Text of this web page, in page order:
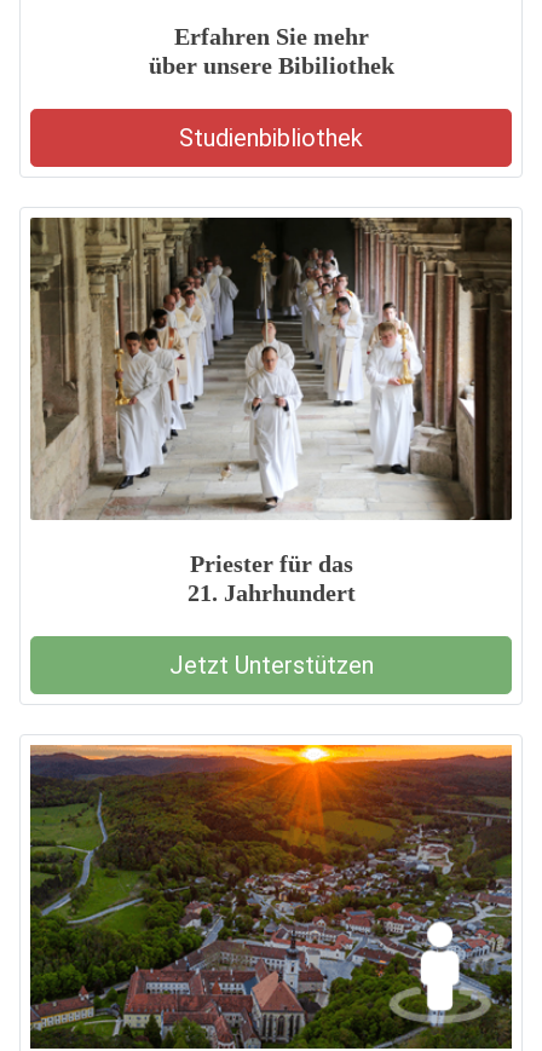
Erfahren Sie mehr
über unsere Bibiliothek
Studienbibliothek
Priester für das
21. Jahrhundert
Jetzt Unterstützen